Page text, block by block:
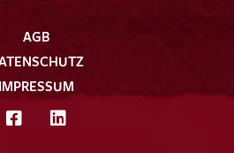
AGB
IMPRESSUM